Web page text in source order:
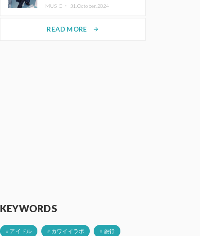
MUSIC ・ 31.October.2024
READ MORE arrow_forward
KEYWORDS
# アイドル # カワイイラボ # 旅行